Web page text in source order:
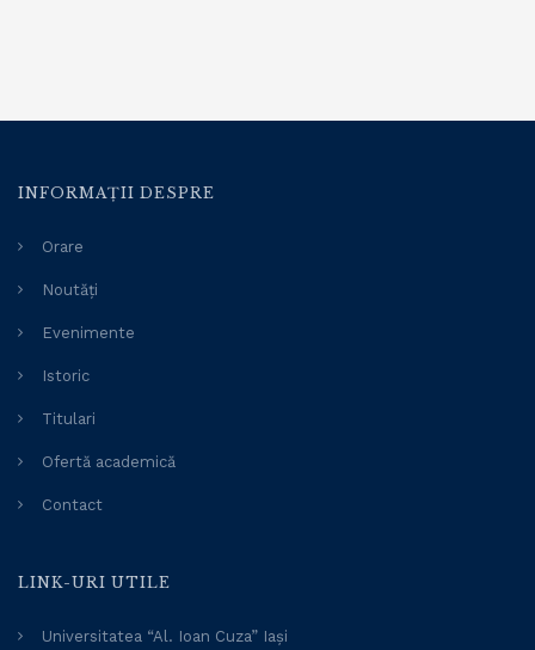
INFORMAȚII DESPRE
Orare
Noutăți
Evenimente
Istoric
Titulari
Ofertă academică
Contact
LINK-URI UTILE
Universitatea “Al. Ioan Cuza” Iași